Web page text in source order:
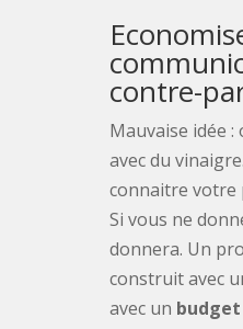
contre-
Mauvaise idée :
avec du
connaitre votre
Si vous ne
donnera. Un
construit avec
avec un budget